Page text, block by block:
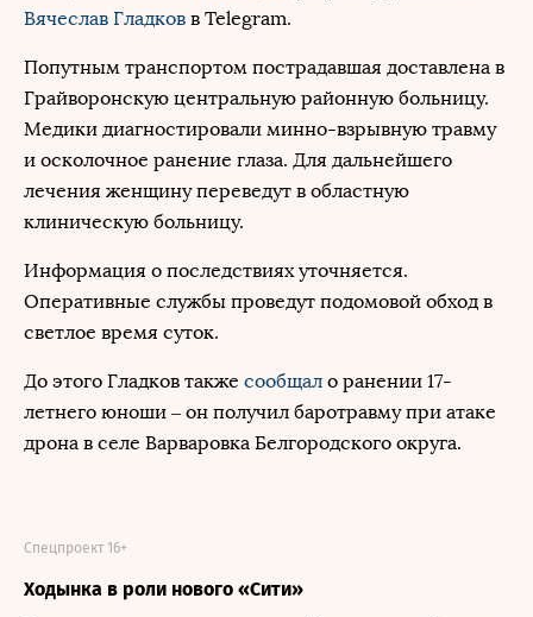
Вячеслав Гладков в Telegram.
Попутным транспортом пострадавшая доставлена в
Грайворонскую центральную районную больницу.
Медики диагностировали минно-взрывную травму
и осколочное ранение глаза. Для дальнейшего
лечения женщину переведут в областную
клиническую больницу.
Информация о последствиях уточняется.
Оперативные службы проведут подомовой обход в
светлое время суток.
До этого Гладков также сообщал о ранении 17-
летнего юноши – он получил баротравму при атаке
дрона в селе Варваровка Белгородского округа.
Ходынка в роли нового «Сити»
Спецпроект 16+